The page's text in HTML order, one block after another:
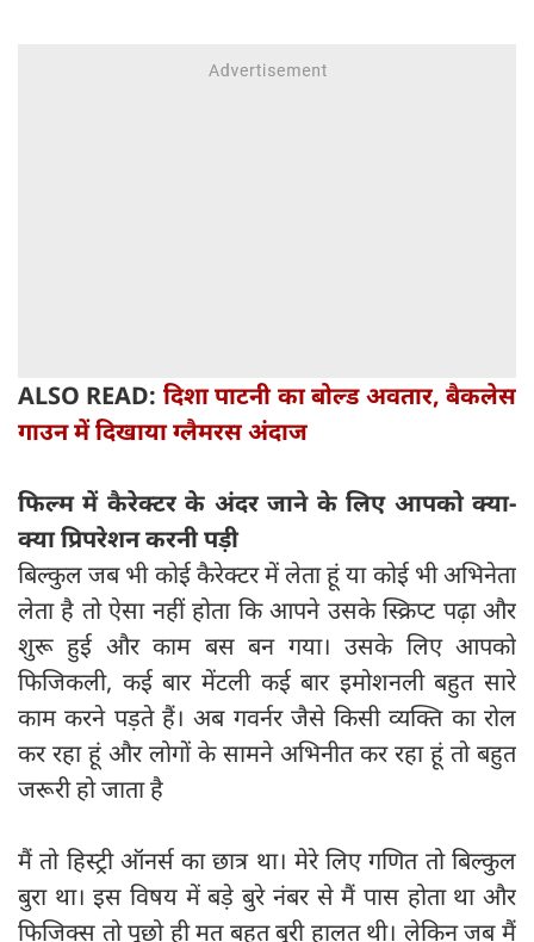
ALSO READ: दिशा पाटनी का बोल्ड अवतार, बैकलेस
गाउन में दिखाया ग्लैमरस अंदाज
फिल्म में कैरेक्टर के अंदर जाने के लिए आपको क्या-
क्या प्रिपरेशन करनी पड़ी
बिल्कुल जब भी कोई कैरेक्टर में लेता हूं या कोई भी अभिनेता
लेता है तो ऐसा नहीं होता कि आपने उसके स्क्रिप्ट पढ़ा और
शुरू हुई और काम बस बन गया। उसके लिए आपको
फिजिकली, कई बार मेंटली कई बार इमोशनली बहुत सारे
काम करने पड़ते हैं। अब गवर्नर जैसे किसी व्यक्ति का रोल
कर रहा हूं और लोगों के सामने अभिनीत कर रहा हूं तो बहुत
जरूरी हो जाता है
मैं तो हिस्ट्री ऑनर्स का छात्र था। मेरे लिए गणित तो बिल्कुल
बुरा था। इस विषय में बड़े बुरे नंबर से मैं पास होता था और
फिजिक्स तो पूछो ही मत बहुत बुरी हालत थी। लेकिन जब मैं